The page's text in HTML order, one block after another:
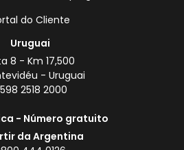
do Cliente
Uruguai
8 - Km 17,500
- Uruguai
2518 2000
- Número gratuito
da Argentina